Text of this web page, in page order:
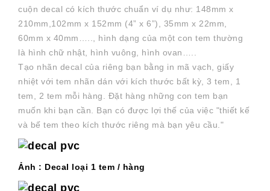
cuộn decal có kích thước chuẩn ví dụ như: 148mm x
210mm,102mm x 152mm (4” x 6”), 35mm x 22mm,
60mm x 40mm….., hình dạng của một con tem thường
là hình chữ nhật, hình vuông, hình ovan…..
Tạo nhãn decal của riêng bạn bằng in mã vạch, giấy
nhiệt với tem nhãn dán với kích thước bất kỳ, 3 tem, 1
tem, 2 tem mỗi hàng. Đặt hàng những con tem bạn
muốn khi bạn cần. Bạn có được lợi thế của việc "thiết kế
và bế tem theo kích thước riêng mà bạn yêu cầu."
Ảnh : Decal loại 1 tem / hàng